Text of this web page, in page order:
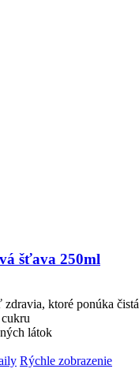
šťava 250ml
ktoré ponúka čistá
látok
Rýchle zobrazenie